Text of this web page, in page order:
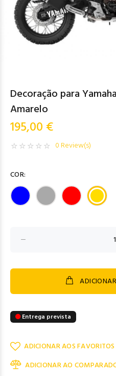
Decoração para
Amarelo
195,00 €
0 Review(s)
COR:
Entrega prevista
ADICIONAR AOS FAVORITOS
ADICIONAR AO